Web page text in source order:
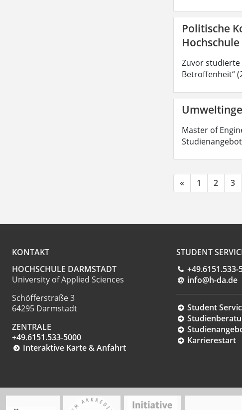
Politische
Zuvor studierte
Betroffenheit“
Master of
« 1 2 3
KONTAKT
HOCHSCHULE DARMSTADT
University of Applied Sciences
Schöfferstraße 3
64295 Darmstadt
ZENTRALE
+49.6151.533-5000
Interaktive Karte & Anfahrt
STUDENT
+49.6151.533-
info@h-da.de
Student
Karrierestart